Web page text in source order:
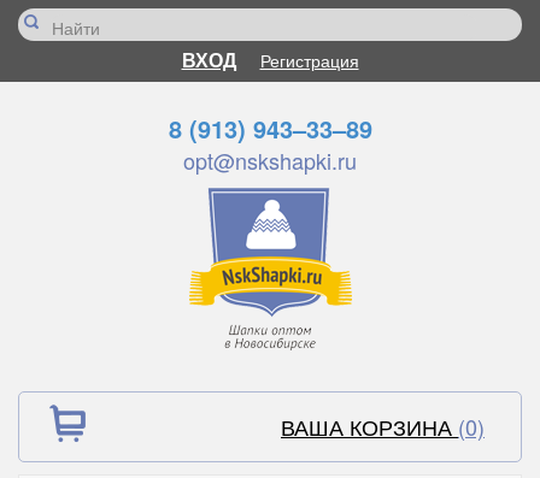
ВХОД Регистрация
8 (913) 943–33–89
opt@nskshapki.ru
ВАША КОРЗИНА (0)